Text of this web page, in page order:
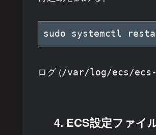
sudo systemctl
ログ (/var/log/ecs/
4. ECS設定ファイ